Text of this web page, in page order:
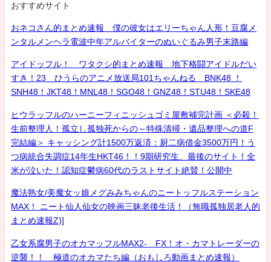
おすすめサイト
おネコさん的まとめ速報 僕の彼女はエリーちゃん人形！豆腐メ
ンタルメンヘラ電波中年アルバイターのぬいぐるみ男子末路編
アイドッフル！ ワタクシ的まとめ速報 地下格闘アイドルだい
すき！23 ひうらのアニメ放送局101ちゃんねる BNK48 ！
SNH48！JKT48！MNL48！SGO48！GNZ48！STU48！SKE48
ヒウラッフルのハーニーフィニッシュゴミ屋敷補完計画 ＜必殺！
生前整理人！孤立し孤独死からの～特殊清掃・遺品整理への道F
完結編＞ キャッシング計1500万返済：厨二病借金3500万円！う
つ病統合失調症14年生HKT46！！9期研究生、最後のサイト！全
米が泣いた！認知症鬱病60代のラストサイト絶賛！公開中
魔法熟女/美魔女ッ娘メグみみちゃんのニートッフルステーション
MAX！ ニート仙人仙女の映画三昧老後生活！（無職孤独居老人的
まとめ速報Z)]
乙女系腐男子のオカマッフルMAX2- FX！オ・カマトレーダーの
逆襲！！ 極道のオカマたち編（おもしろ動画まとめ速報）